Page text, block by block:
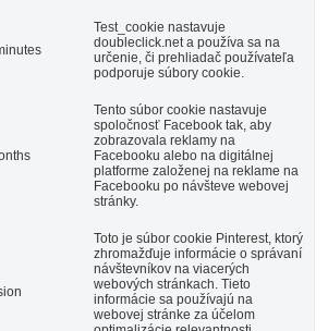
Test_cookie nastavuje
doubleclick.net a používa sa na
určenie, či prehliadač používateľa
podporuje súbory cookie.
Tento súbor cookie nastavuje
spoločnosť Facebook tak, aby
zobrazovala reklamy na
Facebooku alebo na digitálnej
platforme založenej na reklame na
Facebooku po návšteve webovej
stránky.
Toto je súbor cookie Pinterest, ktorý
zhromažďuje informácie o správaní
návštevníkov na viacerých
webových stránkach. Tieto
informácie sa používajú na
webovej stránke za účelom